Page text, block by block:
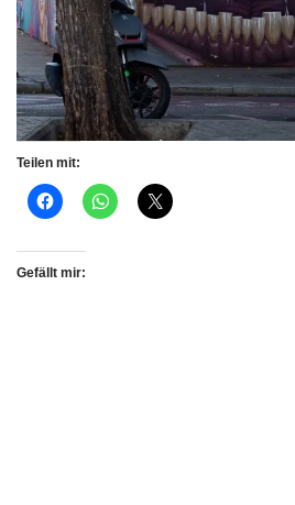
Teilen mit:
Gefällt mir: